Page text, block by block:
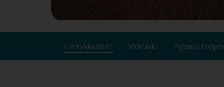
Co zyskujesz? Warunki Pytania i